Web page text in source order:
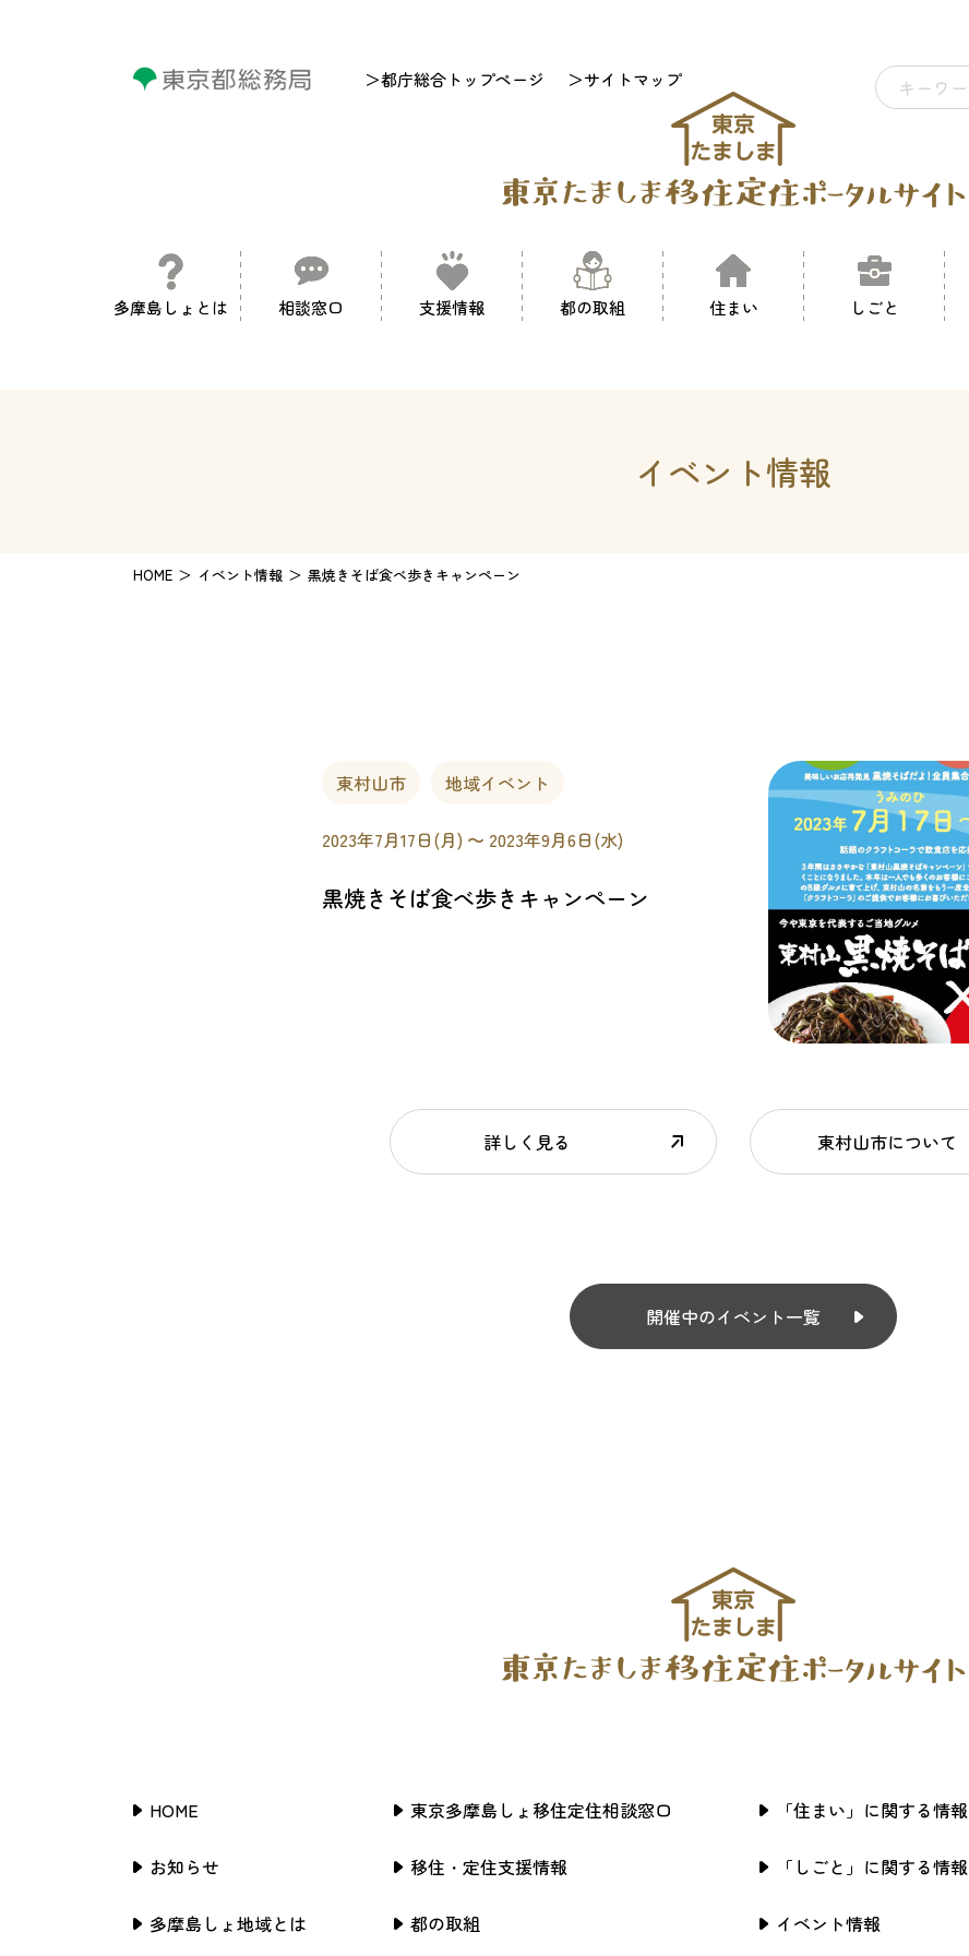
＞都庁総合トップページ ＞サイトマップ
多摩島しょとは 相談窓口 支援情報 都の取組 住まい しごと
イベント情報
HOME イベント情報 黒焼きそば食べ歩きキャンペーン
東村山市 地域イベント
2023年7月17日(月) 〜 2023年9月6日(水)
黒焼きそば食べ歩きキャンペーン
詳しく見る 東村山市について
開催中のイベント一覧
HOME
お知らせ
多摩島しょ地域とは
東京多摩島しょ移住定住相談窓口
移住・定住支援情報
都の取組
「住まい」に関する情報
「しごと」に関する情報
イベント情報